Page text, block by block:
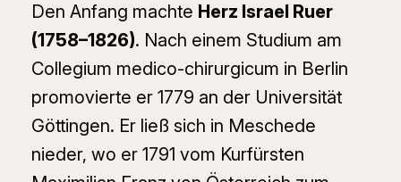
Den Anfang machte Herz Israel Ruer
(1758–1826). Nach einem Studium am
Collegium medico-chirurgicum in Berlin
promovierte er 1779 an der Universität
Göttingen. Er ließ sich in Meschede
nieder, wo er 1791 vom Kurfürsten